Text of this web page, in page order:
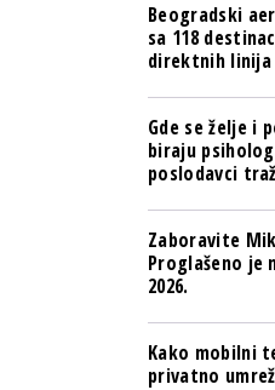
Beogradski
sa 118
direktnih linija
Gde se želje i
biraju
poslodavci
Zaboravite
Proglašeno je
2026.
Kako mobilni
privatno